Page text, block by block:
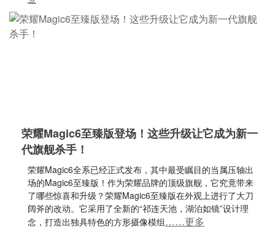
荣耀Magic6至臻版登场！这些升级让它成为新一
代旗舰杀手！
荣耀Magic6全系已经正式发布，其中最受瞩目的当属压轴出
场的Magic6至臻版！作为荣耀品牌的顶级旗舰，它究竟带来
了哪些惊喜和升级？荣耀Magic6至臻版在外观上进行了大刀
阔斧的改动。它采用了全新的“祁连天池，湖泊如镜”设计理
念，打造出独具特色的方形摄像模组……更多